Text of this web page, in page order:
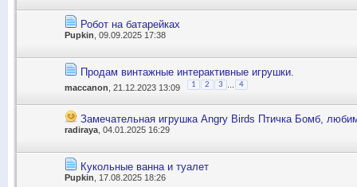
Робот на батарейках
Pupkin , 09.09.2025 17:38
Продам винтажные интерактивные игрушки.
maccanon , 21.12.2023 13:09 1 2 3 4
Замечательная игрушка Angry Birds Птичка Бомб,
radiraya , 04.01.2025 16:29
Кукольные ванна и туалет
Pupkin , 17.08.2025 18:26